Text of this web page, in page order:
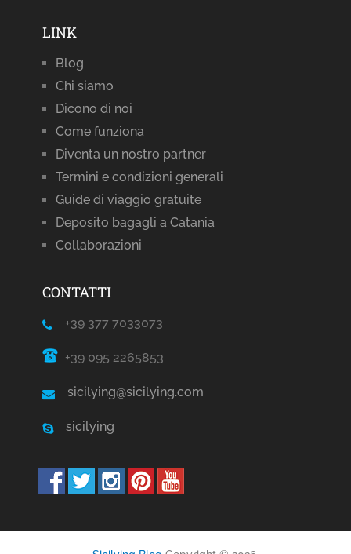
LINK
Blog
Chi siamo
Dicono di noi
Come funziona
Diventa un nostro partner
Termini e condizioni generali
Guide di viaggio gratuite
Deposito bagagli a Catania
Collaborazioni
CONTATTI
+39 377 7033073
+39 095 2265853
sicilying@sicilying.com
sicilying